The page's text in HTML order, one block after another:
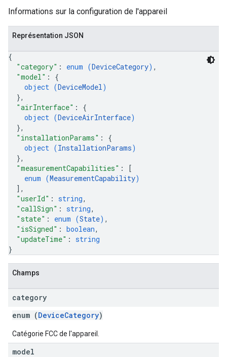
Informations sur la configuration de l'appareil
Représentation JSON
{
"category" : enum (DeviceCategory) ,
"model" : {
object (DeviceModel)
},
"airInterface" : {
object (DeviceAirInterface)
},
"installationParams" : {
object (InstallationParams)
},
"measurementCapabilities" :
[
enum (MeasurementCapability)
] ,
"userId" : string,
"callSign" : string,
"state" : enum (State) ,
"isSigned" : boolean,
"updateTime" : string
}
Champs
category
enum (DeviceCategory)
Catégorie FCC de l'appareil.
model